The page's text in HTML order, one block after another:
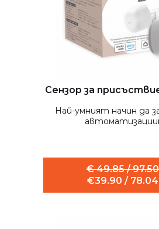
Сензор за
Най-умният начин да
€ 49.85 /
€39.90 / 78.04